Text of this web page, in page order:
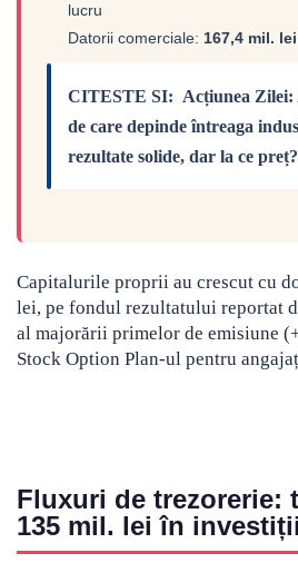
lucru
Datorii comerciale: 167,4 mil.
CITESTE SI: Acțiunea
de care depinde întreaga
rezultate solide, dar la ce preț?
Capitalurile proprii au crescut cu
lei, pe fondul rezultatului reportat
al majorării primelor de emisiune
Stock Option Plan-ul pentru
Fluxuri de trezorerie:
135 mil. lei în investiții